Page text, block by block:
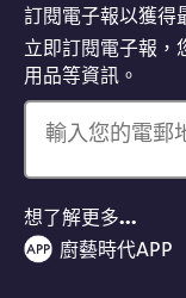
訂閱電子報以獲得
立即訂閱電子報，
用品等資訊。
輸入您的電郵
想了解更多…
廚藝時代APP